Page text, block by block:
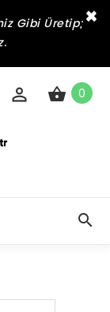
×
Gibi Üretip;
0